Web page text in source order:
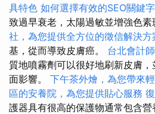
具特色 如何選擇有效的SEO關鍵字
致過早衰老，太陽過敏並增強色素
社，為您提供全方位的徵信解決方
基，從而導致皮膚癌。 台北會計
質地噴霧劑可以很好地刷新皮膚
面影響。 下午茶外燴，為您帶來
區的安養院，為您提供貼心服務
護器具有很高的保護物通常包含